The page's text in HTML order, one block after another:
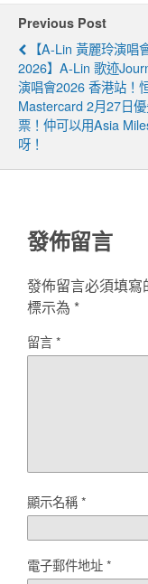
Previous Post
【A-Lin 黃麗玲演唱
2026】A-Lin 歌迹
演唱會2026 香港站！
Mastercard 2月27日
票！仲可以用Asia
呀！
發佈留言
發佈留言必須填寫
標示為 *
留言*
顯示名稱*
電子郵件地址*